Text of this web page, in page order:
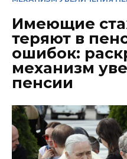
Имеющие
теряют в
ошибок:
механизм
пенсии